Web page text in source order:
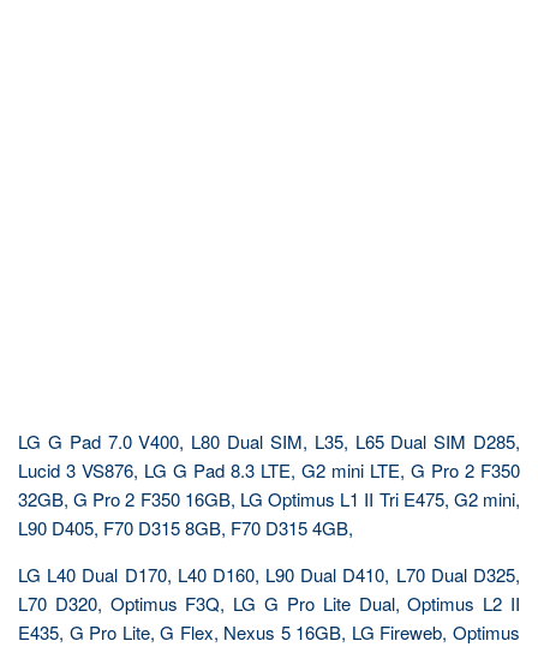
LG G Pad 7.0 V400, L80 Dual SIM, L35, L65 Dual SIM D285,
Lucid 3 VS876, LG G Pad 8.3 LTE, G2 mini LTE, G Pro 2 F350
32GB, G Pro 2 F350 16GB, LG Optimus L1 II Tri E475, G2 mini,
L90 D405, F70 D315 8GB, F70 D315 4GB,
LG L40 Dual D170, L40 D160, L90 Dual D410, L70 Dual D325,
L70 D320, Optimus F3Q, LG G Pro Lite Dual, Optimus L2 II
E435, G Pro Lite, G Flex, Nexus 5 16GB, LG Fireweb, Optimus